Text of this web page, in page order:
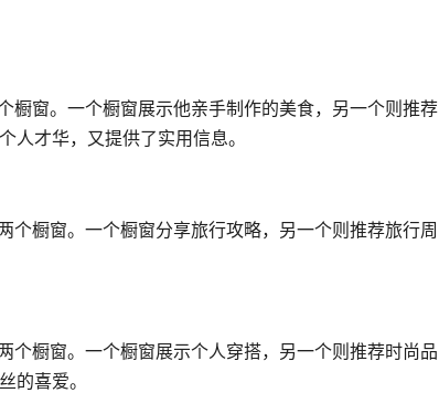
橱窗。一个橱窗展示他亲手制作的美食，另一个则推荐
才华，又提供了实用信息。
个橱窗。一个橱窗分享旅行攻略，另一个则推荐旅行周
个橱窗。一个橱窗展示个人穿搭，另一个则推荐时尚品
的喜爱。